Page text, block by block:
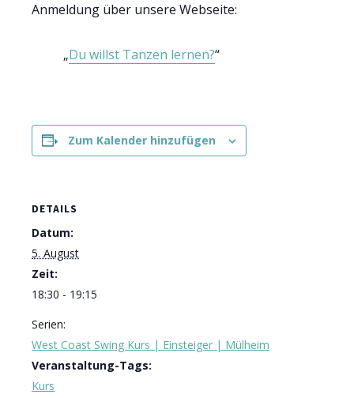
Anmeldung über unsere Webseite:
Du willst Tanzen lernen?
Zum Kalender hinzufügen
DETAILS
Datum:
5. August
Zeit:
18:30 - 19:15
Serien:
West Coast Swing Kurs | Einsteiger | Mülheim
Veranstaltung-Tags:
Kurs